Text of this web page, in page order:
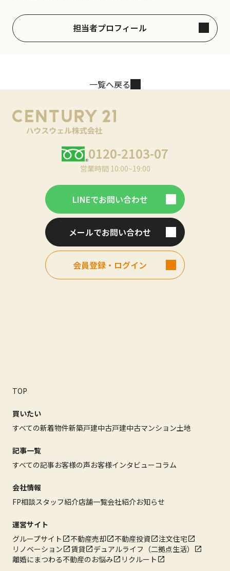
担当者プロフィール
一覧へ戻る
0120-2103-07
営業時間 10:00~19:00
LINEでお問い合わせ
メールでお問い合わせ
会員登録・ログイン
TOP
買いたい
すべての新着物件新築戸建中古戸建中古マンション土地
記事一覧
すべての記事お客様の声お客様インタビューコラム
会社情報
FP相談スタッフ紹介店舗一覧会社紹介お知らせ
運営サイト
グループサイト
不動産売却 不動産投資
注文住宅
リノベーション
賃貸
デュアルライフ（二拠点生活）
離婚にまつわる不動産のお悩み
リクルート